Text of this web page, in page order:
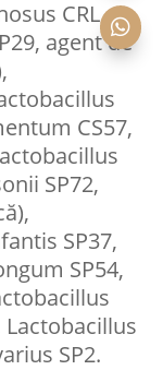
CRL
agent de
CS57,
SP72,
SP37,
SP54,
SP2.
